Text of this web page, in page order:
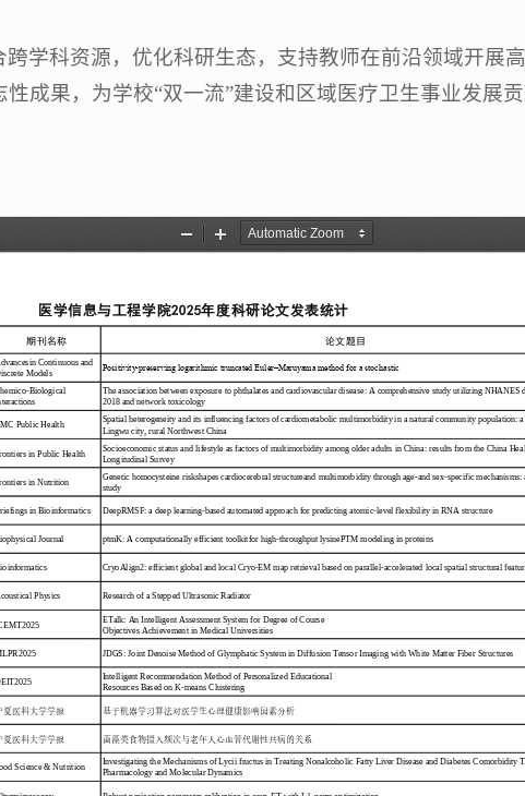
学科资源，优化科研生态，支持教师在前沿领域开展
成果，为学校“双一流”建设和区域医疗卫生事业发展